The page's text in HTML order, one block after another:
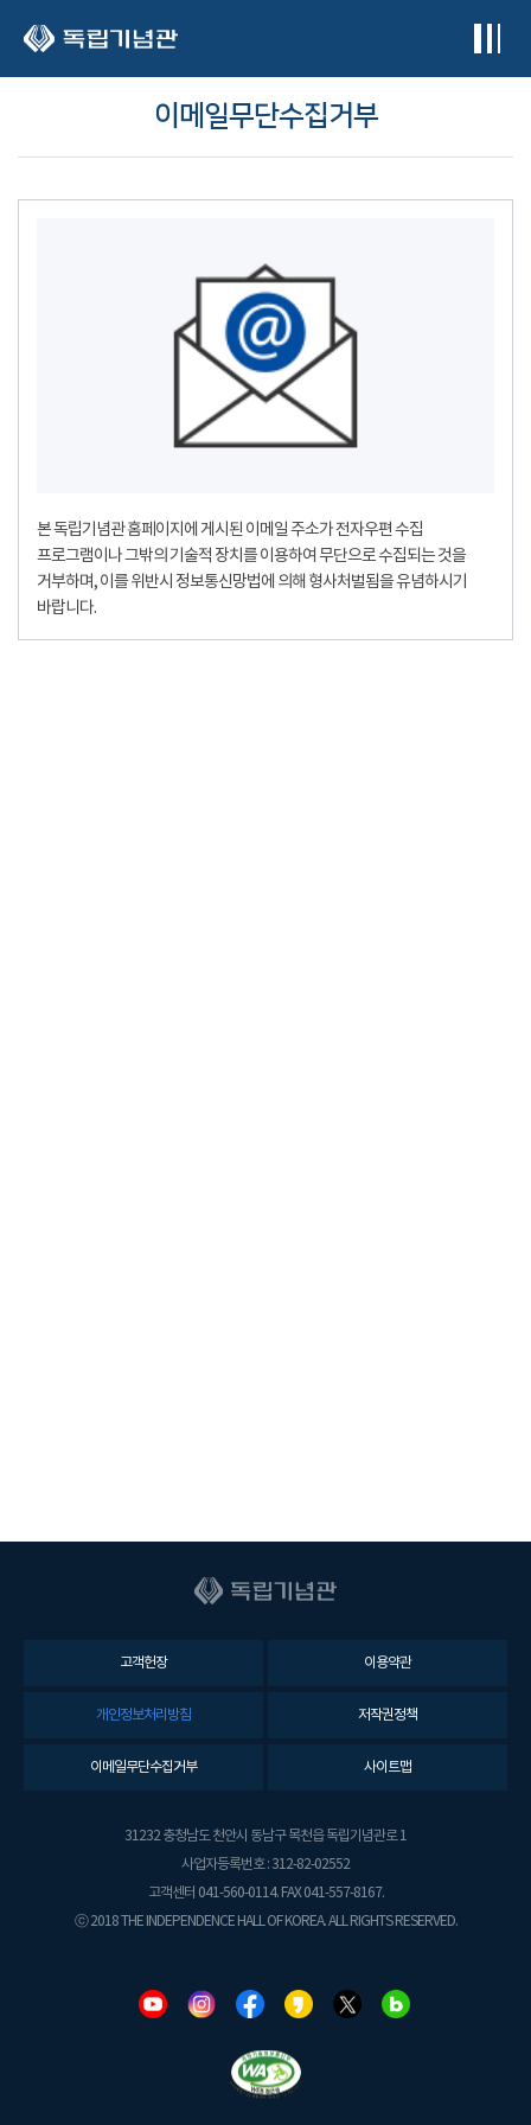
이메일무단수집거부
본 독립기념관 홈페이지에 게시된 이메일 주소가 전자우편 수집
프로그램이나 그밖의 기술적 장치를 이용하여 무단으로 수집되는 것을
거부하며, 이를 위반시 정보통신망법에 의해 형사처벌됨을 유념하시기
바랍니다.
고객헌장 이용약관
개인정보처리방침 저작권정책
이메일무단수집거부 사이트맵
31232 충청남도 천안시 동남구 목천읍 독립기념관로 1
사업자등록번호 : 312-82-02552
고객센터 041-560-0114. FAX 041-557-8167.
ⓒ 2018 THE INDEPENDENCE HALL OF KOREA. ALL RIGHTS RESERVED.